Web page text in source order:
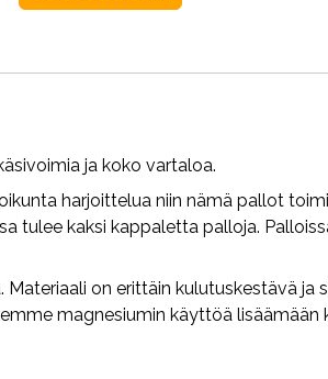
ja koko vartaloa.
harjoittelua niin nämä pallot
tulee kaksi kappaletta palloja.
on erittäin kulutuskestävä ja
magnesiumin käyttöä lisäämään